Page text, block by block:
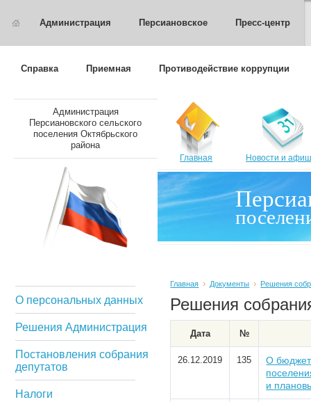
Администрация Персиановское Пресс-центр
Справка Приемная Противодействие коррупции
Администрация
Персиановского сельского
поселения Октябрьского
района
Главная Новости и
О персональных данных
Решения Администрация
Постановления собрания
депутатов
Налоги
Главная Документы Решения
Решения
Дата №
26.12.2019 135
О
и